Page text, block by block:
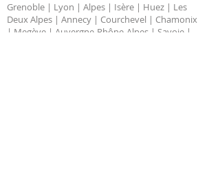
Grenoble | Lyon | Alpes | Isère | Huez | Les
Deux Alpes | Annecy | Courchevel | Chamonix
| Megève | Auvergne-Rhône-Alpes | Savoie |